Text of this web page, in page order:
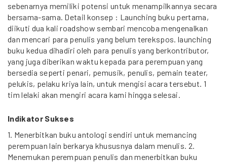
sebenarnya memiliki potensi untuk menampilkannya secara
bersama-sama. Detail konsep : Launching buku pertama,
diikuti dua kali roadshow sembari mencoba mengenalkan
dan mencari para penulis yang belum terekspos. launching
buku kedua dihadiri oleh para penulis yang berkontributor,
yang juga diberikan waktu kepada para perempuan yang
bersedia seperti penari, pemusik, penulis, pemain teater,
pelukis, pelaku kriya lain, untuk mengisi acara tersebut. 1
tim lelaki akan mengiri acara kami hingga selesai.
Indikator Sukses
1. Menerbitkan buku antologi sendiri untuk memancing
perempuan lain berkarya khususnya dalam menulis. 2.
Menemukan perempuan penulis dan menerbitkan buku